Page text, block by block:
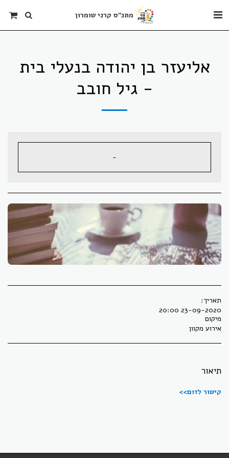
מתנ"ס קרני שומרון
אליעזר בן יהודה בנעלי בית
- גיל חובב
-
תאריך:
23-09-2020 20:00
מיקום
אירוע מקוון
תיאור
קישור לזום>>